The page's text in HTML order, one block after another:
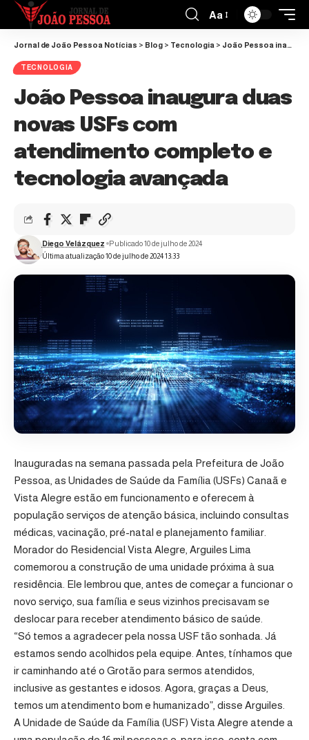
Aa
Jornal de João Pessoa Notícias > Blog > Tecnologia > João Pessoa inaugura duas novas USFs com atendimento completo e tecnologia avançada
TECNOLOGIA
João Pessoa inaugura duas
novas USFs com
atendimento completo e
tecnologia avançada
Última atualização 10 de julho de 2024 13:33
Diego Velázquez Publicado 10 de julho de 2024
Inauguradas na semana passada pela Prefeitura de João
Pessoa, as Unidades de Saúde da Família (USFs) Canaã e
Vista Alegre estão em funcionamento e oferecem à
população serviços de atenção básica, incluindo consultas
médicas, vacinação, pré-natal e planejamento familiar.
Morador do Residencial Vista Alegre, Arguiles Lima
comemorou a construção de uma unidade próxima à sua
residência. Ele lembrou que, antes de começar a funcionar o
novo serviço, sua família e seus vizinhos precisavam se
deslocar para receber atendimento básico de saúde.
“Só temos a agradecer pela nossa USF tão sonhada. Já
estamos sendo acolhidos pela equipe. Antes, tínhamos que
ir caminhando até o Grotão para sermos atendidos,
inclusive as gestantes e idosos. Agora, graças a Deus,
temos um atendimento bom e humanizado”, disse Arguiles.
A Unidade de Saúde da Família (USF) Vista Alegre atende a